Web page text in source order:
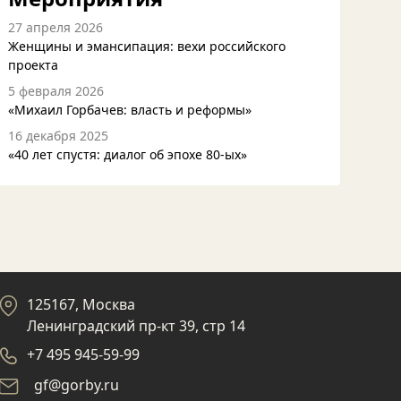
27 апреля 2026
Женщины и эмансипация: вехи российского
проекта
5 февраля 2026
«Михаил Горбачев: власть и реформы»
16 декабря 2025
«40 лет спустя: диалог об эпохе 80-ых»
125167, Москва
Ленинградский пр-кт 39, стр 14
+7 495 945-59-99
gf@gorby.ru